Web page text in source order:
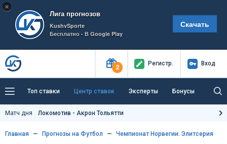
×
Лига прогнозов
KushvSporte
Бесплатно - В Google Play
Скачать
2
Регистр. Вход
Топ ставки Центр ставок Эксперты Бонусы
Тренды Букмекеры Пресс-центр
Как тут заработать?
Матч дня Локомотив - Акрон Тольятти
Главная Прогнозы на Футбол Чемпионат Норвегии. Элитсерия